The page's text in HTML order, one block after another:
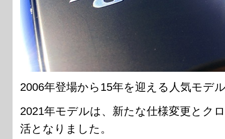
2006年登場から15年を迎える人気モデ
2021年モデルは、新たな仕様変更とク
活となりました。